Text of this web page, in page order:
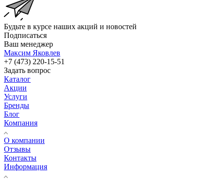
Будьте в курсе наших акций и новостей
Подписаться
Ваш менеджер
Максим Яковлев
+7 (473) 220-15-51
Задать вопрос
Каталог
Акции
Услуги
Бренды
Блог
Компания
О компании
Отзывы
Контакты
Информация